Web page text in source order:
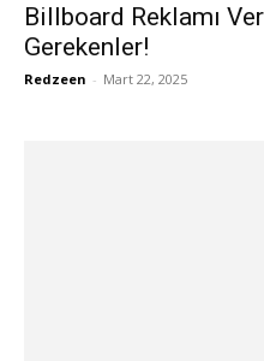
Billboard Reklamı
Gerekenler!
Redzeen - Mart 22, 2025